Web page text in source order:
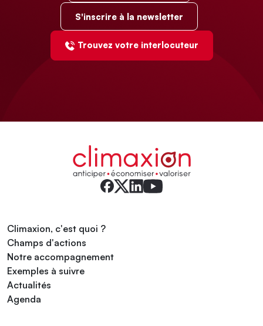
S'inscrire à la newsletter
Trouvez votre interlocuteur
Climaxion, c'est quoi ?
Champs d'actions
Notre accompagnement
Exemples à suivre
Actualités
Agenda